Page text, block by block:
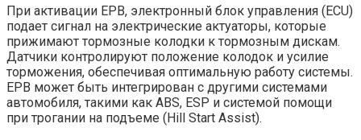
При активации EPB, электронный блок управления (ECU)
подает сигнал на электрические актуаторы, которые
прижимают тормозные колодки к тормозным дискам.
Датчики контролируют положение колодок и усилие
торможения, обеспечивая оптимальную работу системы.
EPB может быть интегрирован с другими системами
автомобиля, такими как ABS, ESP и системой помощи
при трогании на подъеме (Hill Start Assist).